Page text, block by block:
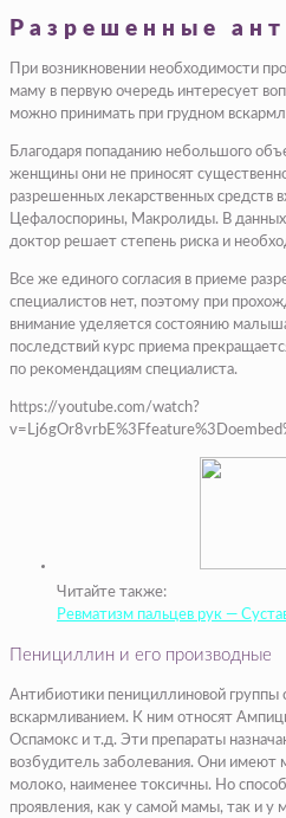
Разрешенные
При возникновении необходимости
маму в первую очередь интересует
можно принимать при грудном
Благодаря попаданию небольшого
женщины они не приносят
разрешенных лекарственных средств
Цефалоспорины, Макролиды. В данных
доктор решает степень риска и
Все же единого согласия в приеме
специалистов нет, поэтому при
внимание уделяется состоянию
последствий курс приема
по рекомендациям специалиста.
https://youtube.com/watch?
Читайте также:
Ревматизм пальцев рук —
Пенициллин и его производные
Антибиотики пенициллиновой группы
вскармливанием. К ним относят
Оспамокс и т.д. Эти препараты
возбудитель заболевания. Они имеют
молоко, наименее токсичны. Но
проявления, как у самой мамы, так и